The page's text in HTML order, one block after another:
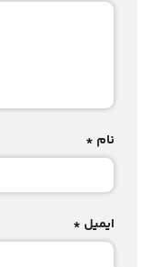
نام *
ایمیل *